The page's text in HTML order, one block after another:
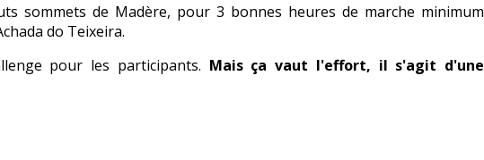
sommets de Madère, pour 3 bonnes heures de marche minimum
do Teixeira.
pour les participants. Mais ça vaut l'effort, il s'agit d'une